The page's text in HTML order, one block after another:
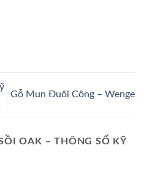
Gỗ Mun Đuôi Công – Wenge
OAK – THÔNG SỐ KỸ